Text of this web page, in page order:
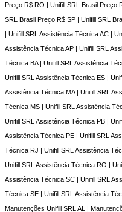
Preço R$ RO | Unifill SRL Brasil Preço
SRL Brasil Preço R$ SP | Unifill SRL
| Unifill SRL Assistência Técnica AC |
Assistência Técnica AP | Unifill SRL
Técnica BA | Unifill SRL Assistência
Unifill SRL Assistência Técnica ES |
Assistência Técnica MA | Unifill SRL
Técnica MS | Unifill SRL Assistência
Unifill SRL Assistência Técnica PB |
Assistência Técnica PE | Unifill SRL
Técnica RJ | Unifill SRL Assistência
Unifill SRL Assistência Técnica RO |
Assistência Técnica SC | Unifill SRL
Técnica SE | Unifill SRL Assistência
Manutenções Unifill SRL AL |